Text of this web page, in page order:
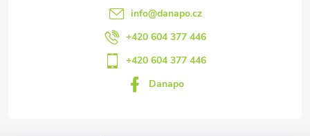
info@danapo.cz
+420 604 377 446
+420 604 377 446
Danapo